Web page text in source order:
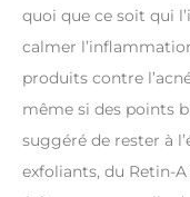
quoi que ce soit qui
calmer
produits contre
même si des points
suggéré de rester à
exfoliants, du Retin-